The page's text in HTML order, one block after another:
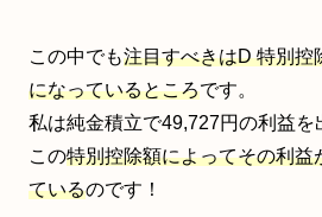
この中でも注目すべきはD 特別控
になっているところです。
私は純金積立で49,727円の利益を
この特別控除額によってその利益
ているのです！